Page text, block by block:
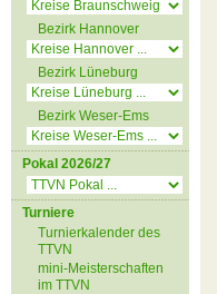
Bezirk Hannover
Bezirk Lüneburg
Bezirk Weser-Ems
Pokal 2026/27
Turniere
Turnierkalender des
TTVN
mini-Meisterschaften
im TTVN